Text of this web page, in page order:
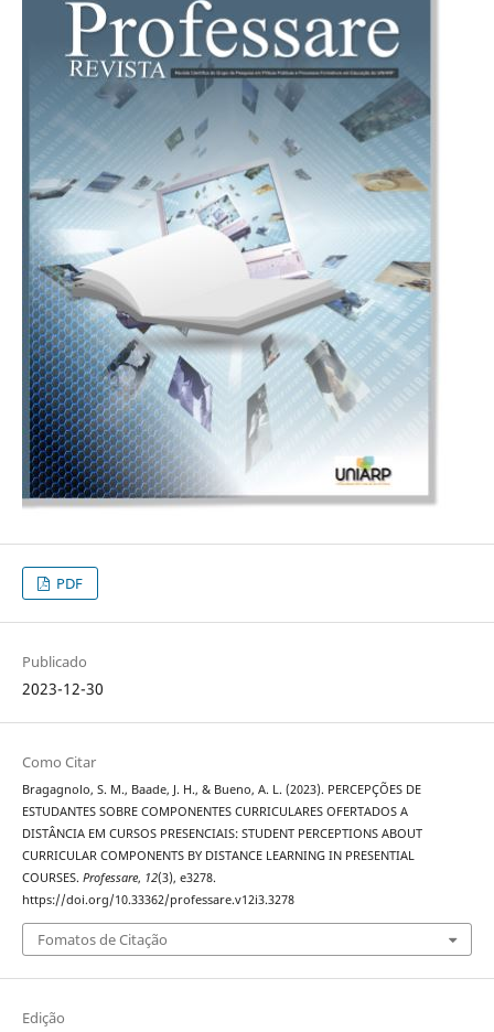
PDF
Publicado
2023-12-30
Como Citar
Bragagnolo, S. M., Baade, J. H., & Bueno, A. L. (2023). PERCEPÇÕES DE
ESTUDANTES SOBRE COMPONENTES CURRICULARES OFERTADOS A
DISTÂNCIA EM CURSOS PRESENCIAIS: STUDENT PERCEPTIONS ABOUT
CURRICULAR COMPONENTS BY DISTANCE LEARNING IN PRESENTIAL
COURSES. Professare, 12(3), e3278.
https://doi.org/10.33362/professare.v12i3.3278
Fomatos de Citação
Edição